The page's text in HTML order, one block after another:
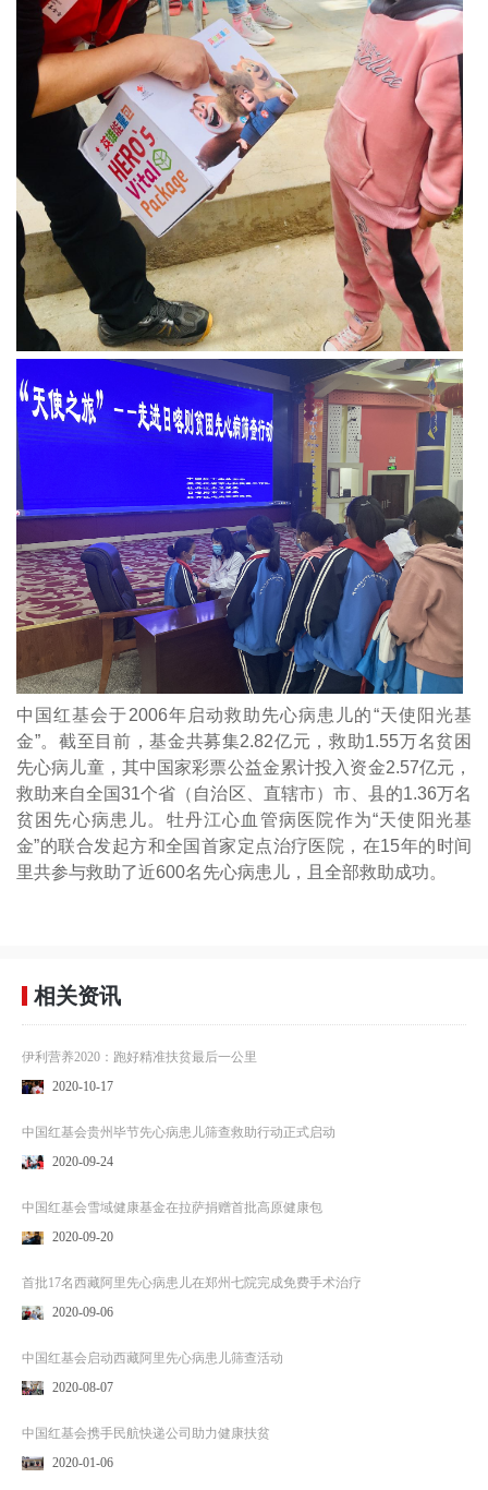
中国红基会于2006年启动救助先心病患儿的“天使阳光基
金”。截至目前，基金共募集2.82亿元，救助1.55万名贫困
先心病儿童，其中国家彩票公益金累计投入资金2.57亿元，
救助来自全国31个省（自治区、直辖市）市、县的1.36万名
贫困先心病患儿。牡丹江心血管病医院作为“天使阳光基
金”的联合发起方和全国首家定点治疗医院，在15年的时间
里共参与救助了近600名先心病患儿，且全部救助成功。
相关资讯
伊利营养2020：跑好精准扶贫最后一公里
2020-10-17
中国红基会贵州毕节先心病患儿筛查救助行动正式启动
2020-09-24
中国红基会雪域健康基金在拉萨捐赠首批高原健康包
2020-09-20
首批17名西藏阿里先心病患儿在郑州七院完成免费手术治疗
2020-09-06
中国红基会启动西藏阿里先心病患儿筛查活动
2020-08-07
中国红基会携手民航快递公司助力健康扶贫
2020-01-06